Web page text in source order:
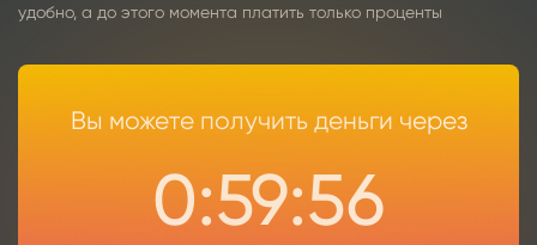
удобно, а до этого момента платить только проценты
Вы можете получить деньги через
0:59:56